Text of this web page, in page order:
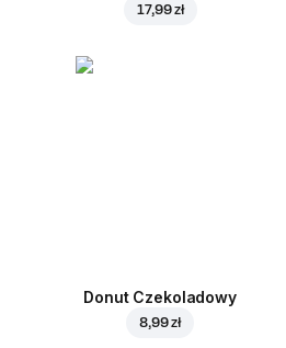
17,99 zł
Donut Czekoladowy
8,99 zł